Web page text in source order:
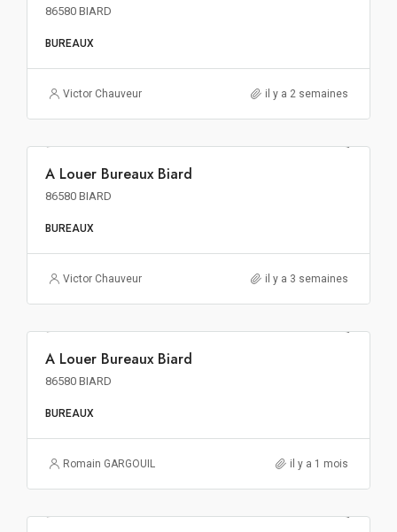
86580 BIARD
BUREAUX
Victor Chauveur il y a 2 semaines
137€ m²/an HT HC
A Louer Bureaux Biard
86580 BIARD
BUREAUX
Victor Chauveur il y a 3 semaines
210€ m²/an HT HC
A Louer Bureaux Biard
86580 BIARD
BUREAUX
Romain GARGOUIL il y a 1 mois
2 100€ m² HT HD HF